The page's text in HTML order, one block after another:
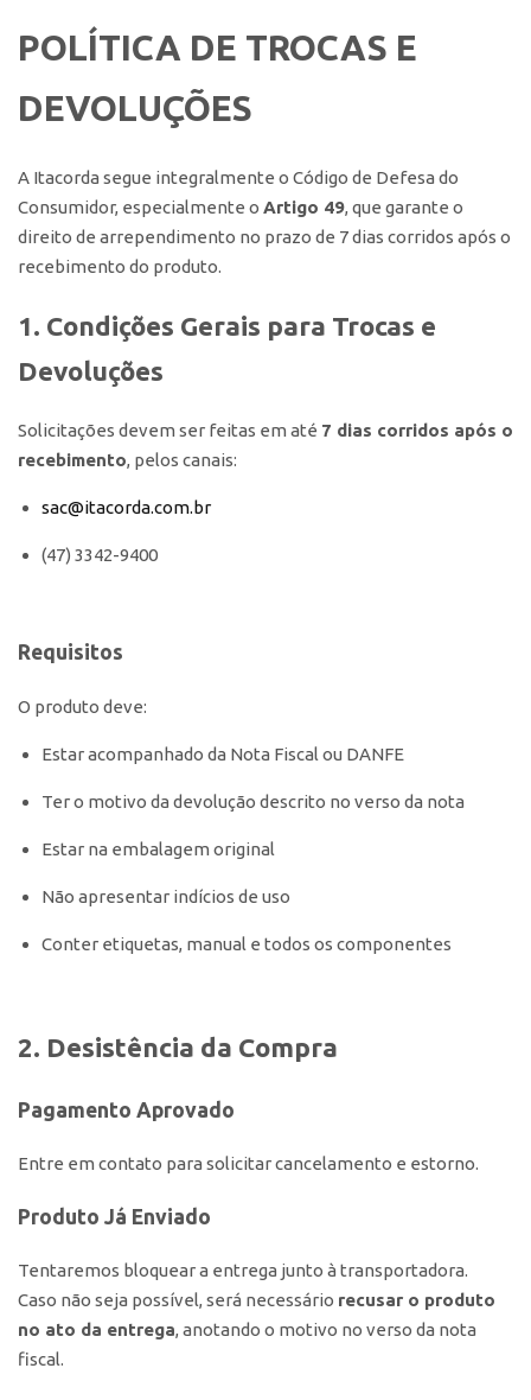
POLÍTICA DE TROCAS E
DEVOLUÇÕES
A Itacorda segue integralmente o Código de Defesa do
Consumidor, especialmente o Artigo 49, que garante o
direito de arrependimento no prazo de 7 dias corridos após o
recebimento do produto.
1. Condições Gerais para Trocas e
Devoluções
Solicitações devem ser feitas em até 7 dias corridos após o
recebimento, pelos canais:
sac@itacorda.com.br
(47) 3342-9400
Requisitos
O produto deve:
Estar acompanhado da Nota Fiscal ou DANFE
Ter o motivo da devolução descrito no verso da nota
Estar na embalagem original
Não apresentar indícios de uso
Conter etiquetas, manual e todos os componentes
2. Desistência da Compra
Pagamento Aprovado
Entre em contato para solicitar cancelamento e estorno.
Produto Já Enviado
Tentaremos bloquear a entrega junto à transportadora.
Caso não seja possível, será necessário recusar o produto
no ato da entrega, anotando o motivo no verso da nota
fiscal.